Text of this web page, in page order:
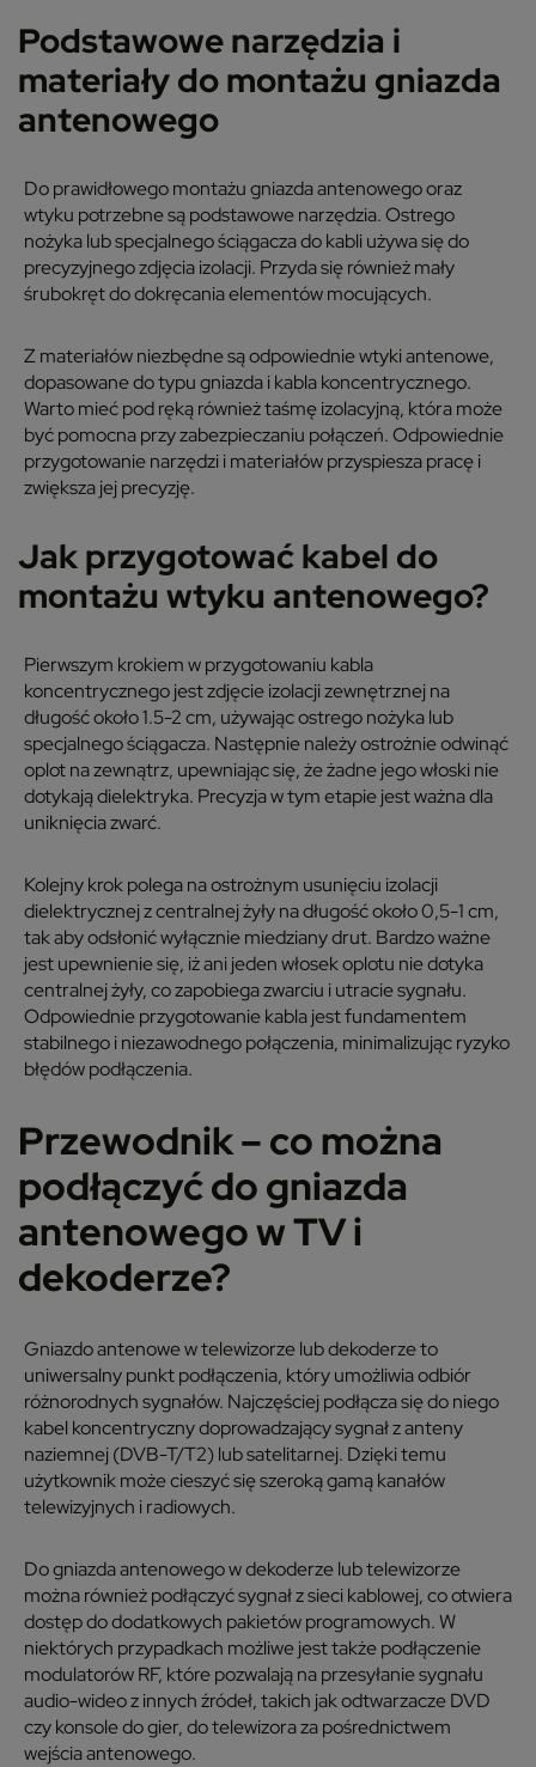
Podstawowe narzędzia i
materiały do montażu gniazda
antenowego
Do prawidłowego montażu gniazda antenowego oraz
wtyku potrzebne są podstawowe narzędzia. Ostrego
nożyka lub specjalnego ściągacza do kabli używa się do
precyzyjnego zdjęcia izolacji. Przyda się również mały
śrubokręt do dokręcania elementów mocujących.
Z materiałów niezbędne są odpowiednie wtyki antenowe,
dopasowane do typu gniazda i kabla koncentrycznego.
Warto mieć pod ręką również taśmę izolacyjną, która może
być pomocna przy zabezpieczaniu połączeń. Odpowiednie
przygotowanie narzędzi i materiałów przyspiesza pracę i
zwiększa jej precyzję.
Jak przygotować kabel do
montażu wtyku antenowego?
Pierwszym krokiem w przygotowaniu kabla
koncentrycznego jest zdjęcie izolacji zewnętrznej na
długość około 1.5-2 cm, używając ostrego nożyka lub
specjalnego ściągacza. Następnie należy ostrożnie odwinąć
oplot na zewnątrz, upewniając się, że żadne jego włoski nie
dotykają dielektryka. Precyzja w tym etapie jest ważna dla
uniknięcia zwarć.
Kolejny krok polega na ostrożnym usunięciu izolacji
dielektrycznej z centralnej żyły na długość około 0,5-1 cm,
tak aby odsłonić wyłącznie miedziany drut. Bardzo ważne
jest upewnienie się, iż ani jeden włosek oplotu nie dotyka
centralnej żyły, co zapobiega zwarciu i utracie sygnału.
Odpowiednie przygotowanie kabla jest fundamentem
stabilnego i niezawodnego połączenia, minimalizując ryzyko
błędów podłączenia.
Przewodnik – co można
podłączyć do gniazda
antenowego w TV i
dekoderze?
Gniazdo antenowe w telewizorze lub dekoderze to
uniwersalny punkt podłączenia, który umożliwia odbiór
różnorodnych sygnałów. Najczęściej podłącza się do niego
kabel koncentryczny doprowadzający sygnał z anteny
naziemnej (DVB-T/T2) lub satelitarnej. Dzięki temu
użytkownik może cieszyć się szeroką gamą kanałów
telewizyjnych i radiowych.
Do gniazda antenowego w dekoderze lub telewizorze
można również podłączyć sygnał z sieci kablowej, co otwiera
dostęp do dodatkowych pakietów programowych. W
niektórych przypadkach możliwe jest także podłączenie
modulatorów RF, które pozwalają na przesyłanie sygnału
audio-wideo z innych źródeł, takich jak odtwarzacze DVD
czy konsole do gier, do telewizora za pośrednictwem
wejścia antenowego.